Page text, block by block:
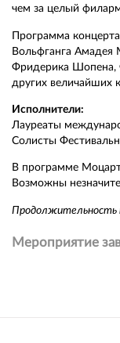
чем за целый
Программа
Вольфганга Амадея
Фридерика Шопена,
других величайших
Исполнители:
Лауреаты
Солисты
В программе
Возможны
Продолжительность
Мероприятие